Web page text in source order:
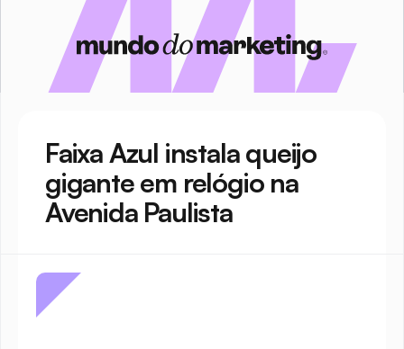
Faixa Azul instala queijo
gigante em relógio na
Avenida Paulista